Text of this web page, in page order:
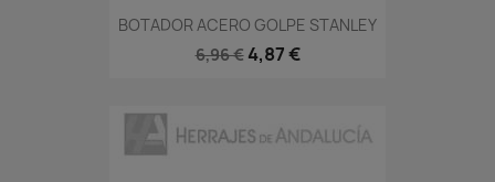
BOTADOR ACERO GOLPE STANLEY
6,96 € 4,87 €